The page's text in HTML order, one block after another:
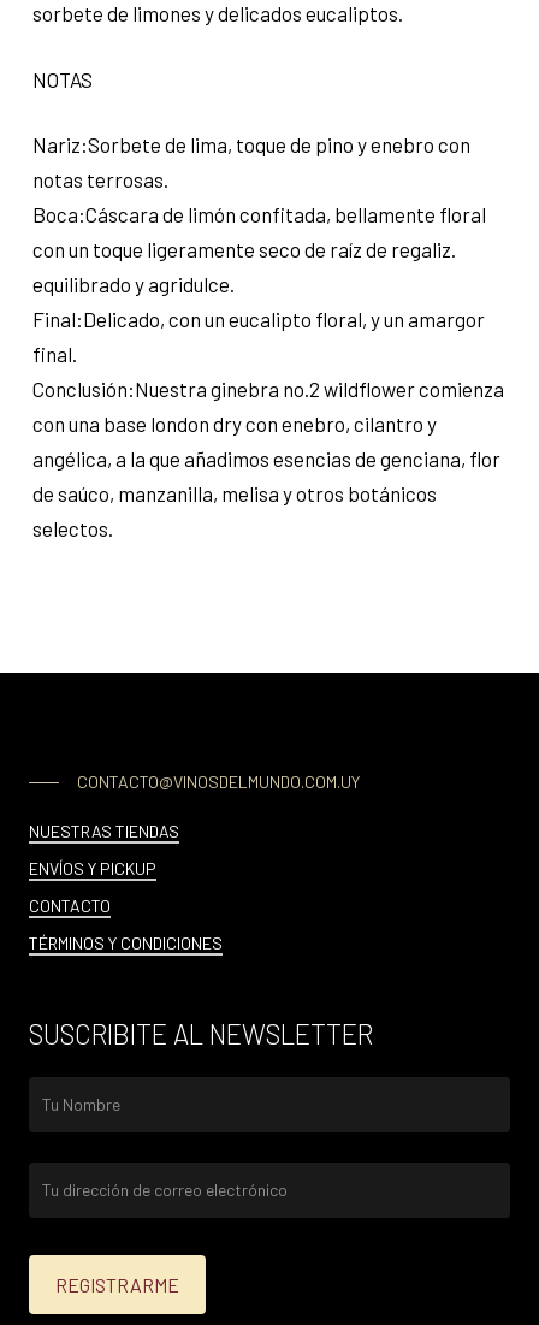
sorbete de limones y delicados eucaliptos.
NOTAS
Nariz:Sorbete de lima, toque de pino y enebro con
notas terrosas.
Boca:Cáscara de limón confitada, bellamente floral
con un toque ligeramente seco de raíz de regaliz.
equilibrado y agridulce.
Final:Delicado, con un eucalipto floral, y un amargor
final.
Conclusión:Nuestra ginebra no.2 wildflower comienza
con una base london dry con enebro, cilantro y
angélica, a la que añadimos esencias de genciana, flor
de saúco, manzanilla, melisa y otros botánicos
selectos.
CONTACTO@VINOSDELMUNDO.COM.UY
NUESTRAS TIENDAS
ENVÍOS Y PICKUP
CONTACTO
TÉRMINOS Y CONDICIONES
SUSCRIBITE AL NEWSLETTER